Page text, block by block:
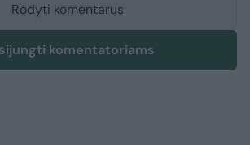
Rodyti komentarus
komentatoriams